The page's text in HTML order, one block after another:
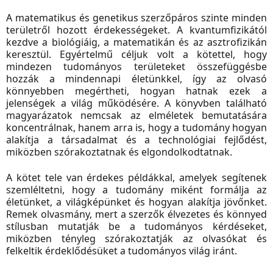
A matematikus és genetikus szerzőpáros szinte minden
területről hozott érdekességeket. A kvantumfizikától
kezdve a biológiáig, a matematikán és az asztrofizikán
keresztül. Egyértelmű céljuk volt a kötettel, hogy
mindezen tudományos területeket összefüggésbe
hozzák a mindennapi életünkkel, így az olvasó
könnyebben megértheti, hogyan hatnak ezek a
jelenségek a világ működésére. A könyvben található
magyarázatok nemcsak az elméletek bemutatására
koncentrálnak, hanem arra is, hogy a tudomány hogyan
alakítja a társadalmat és a technológiai fejlődést,
miközben szórakoztatnak és elgondolkodtatnak.
A kötet tele van érdekes példákkal, amelyek segítenek
szemléltetni, hogy a tudomány miként formálja az
életünket, a világképünket és hogyan alakítja jövőnket.
Remek olvasmány, mert a szerzők élvezetes és könnyed
stílusban mutatják be a tudományos kérdéseket,
miközben tényleg szórakoztatják az olvasókat és
felkeltik érdeklődésüket a tudományos világ iránt.